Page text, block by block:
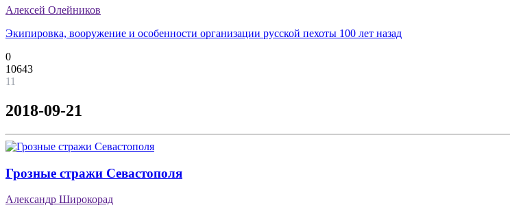
Алексей Олейников
Экипировка, вооружение и особенности организации русской пехоты 100 лет назад
0
10643
11
2018-09-21
Грозные стражи Севастополя
Александр Широкорад